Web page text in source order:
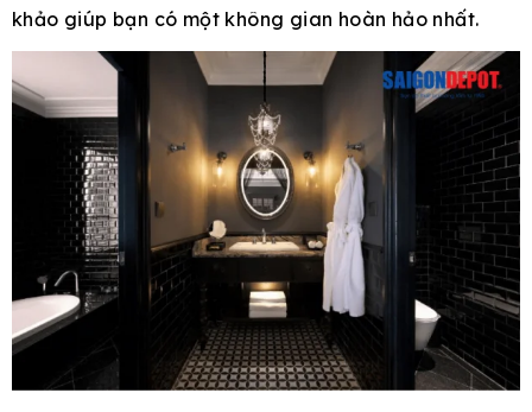
khảo giúp bạn có một không gian hoàn hảo nhất.